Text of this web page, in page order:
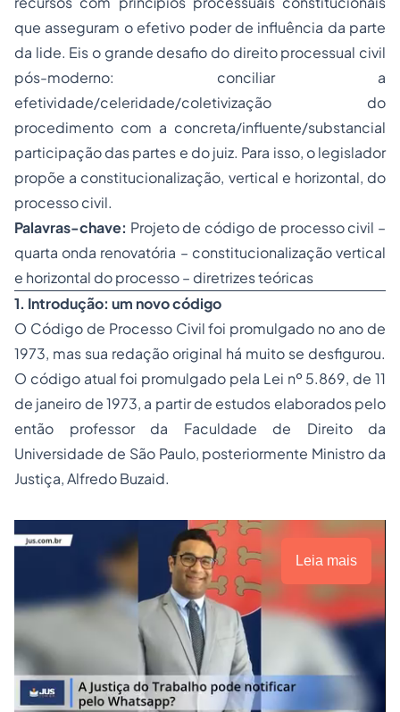
que asseguram o efetivo poder de influência da parte
da lide. Eis o grande desafio do direito processual civil
pós-moderno: conciliar a
efetividade/celeridade/coletivização do
procedimento com a concreta/influente/substancial
participação das partes e do juiz. Para isso, o legislador
propõe a constitucionalização, vertical e horizontal, do
processo civil.
Palavras-chave: Projeto de código de processo civil –
quarta onda renovatória – constitucionalização vertical
e horizontal do processo – diretrizes teóricas
1. Introdução: um novo código
O Código de ProcessoCivil foi promulgado no ano de
1973, mas sua redação original há muito se desfigurou.
O código atual foi promulgado pela Lei nº 5.869, de 11
de janeiro de 1973, a partir de estudos elaborados pelo
então professor da Faculdade de Direito da
Universidade de São Paulo, posteriormente Ministro da
Justiça, Alfredo Buzaid.
Leia mais